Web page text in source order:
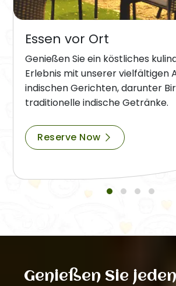
Essen vor Ort
Genießen Sie ein köstliches
Erlebnis mit unserer vielfältigen
indischen Gerichten, darunter
traditionelle indische Getränke.
Reserve Now
Genießen Sie